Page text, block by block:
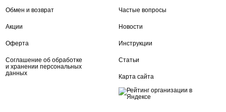
Обмен и возврат
Акции
Оферта
Соглашение об обработке
и хранении персональных
данных
Частые вопросы
Новости
Инструкции
Статьи
Карта сайта